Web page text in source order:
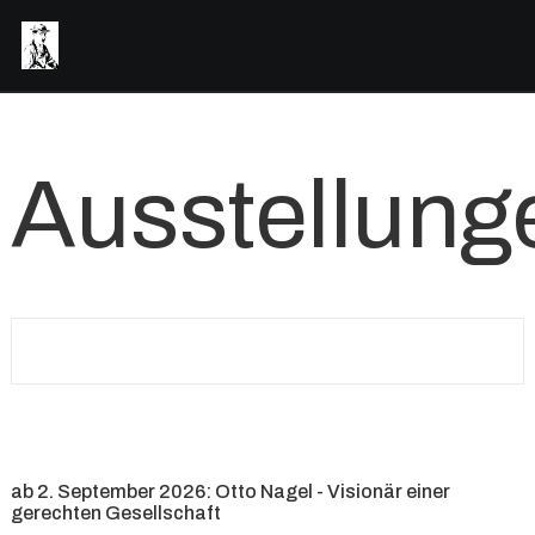
ab 2. September 2026: Otto Nagel - Visionär einer
gerechten Gesellschaft